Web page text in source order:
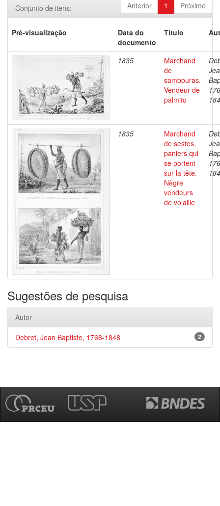
Anterior 1 Próximo
Conjunto de itens:
Pré-visualização
Data do
documento
Título
1835
Marchand
de
sambouras.
Vendeur de
palmito
1835
Marchand
de sestes,
paniers qui
se portent
sur la tête.
Nègre
vendeurs
de volaille
Sugestões de pesquisa
Autor
2
Debret, Jean Baptiste, 1768-1848